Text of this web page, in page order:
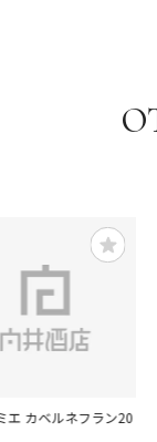
エ カベルネフラン20